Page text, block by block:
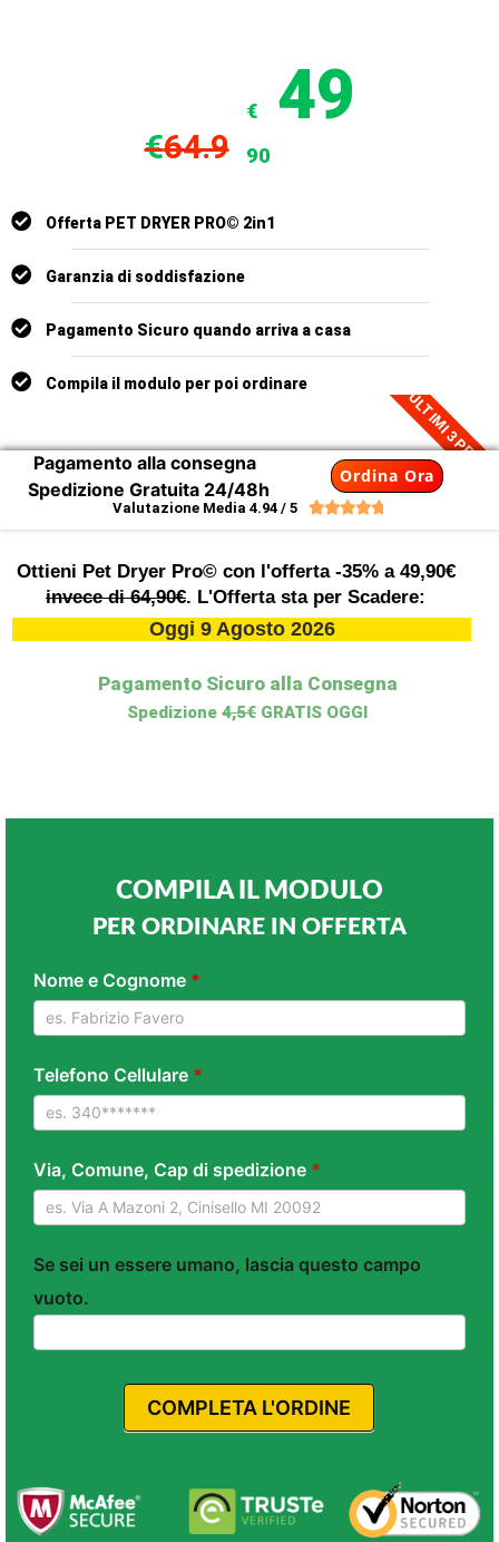
€64.9
€ 49
90
Offerta PET DRYER PRO© 2in1
Garanzia di soddisfazione
Pagamento Sicuro quando arriva a casa
Compila il modulo per poi ordinare
ULTIMI 3 PEZZI
Pagamento alla consegna
Spedizione Gratuita 24/48h
Ordina Ora
Valutazione Media 4.94 / 5 
Ottieni Pet Dryer Pro© con l'offerta -35% a 49,90€
invece di 64,90€. L'Offerta sta per Scadere:
Oggi 9 Agosto 2026
Pagamento Sicuro alla Consegna
Spedizione 4,5€ GRATIS OGGI
COMPILA IL MODULO
PER ORDINARE IN OFFERTA
Pet
Hair
Dryer
Nome e Cognome *
Telefono Cellulare *
Via, Comune, Cap di spedizione *
Se sei un essere umano, lascia questo campo
vuoto.
COMPLETA L'ORDINE